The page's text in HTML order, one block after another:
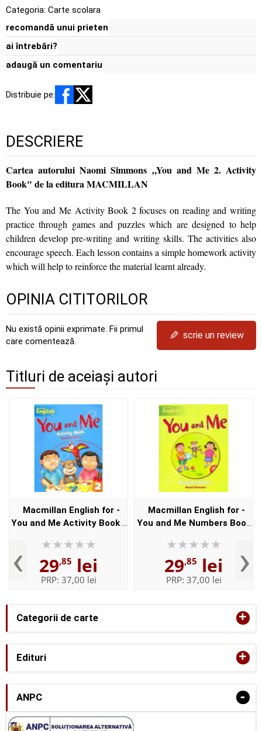
Categorii de carte +
Edituri +
ANPC -
Categoria: Carte scolara
recomandă unui prieten
ai întrebări?
adaugă un comentariu
Distribuie pe:
DESCRIERE
Cartea autorului Naomi Simmons „You and Me 2. Activity
Book" de la editura MACMILLAN
The You and Me Activity Book 2 focuses on reading and writing
practice through games and puzzles which are designed to help
children develop pre-writing and writing skills. The activities also
encourage speech. Each lesson contains a simple homework activity
which will help to reinforce the material learnt already.
OPINIA CITITORILOR
Nu există opinii exprimate. Fii primul
care comentează.
✎ scrie un review
Titluri de aceiași autori
‹
Macmillan English for -
You and Me Activity Book -
29,85 lei
PRP: 37,00 lei
Macmillan English for -
You and Me Numbers Book
29,85 lei
PRP: 37,00 lei ›